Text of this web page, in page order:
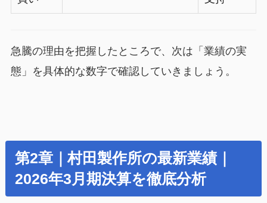
急騰の理由を把握したところで、次は「業績の実
態」を具体的な数字で確認していきましょう。
第2章｜村田製作所の最新業績｜
2026年3月期決算を徹底分析